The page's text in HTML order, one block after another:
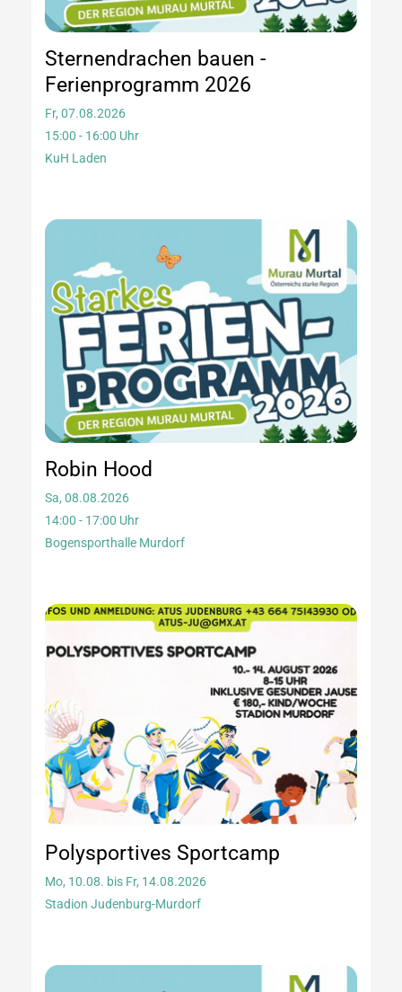
Sternendrachen bauen -
Ferienprogramm 2026
Fr, 07.08.2026
15:00 - 16:00 Uhr
KuH Laden
Robin Hood
Sa, 08.08.2026
14:00 - 17:00 Uhr
Bogensporthalle Murdorf
Polysportives Sportcamp
Mo, 10.08. bis Fr, 14.08.2026
Stadion Judenburg-Murdorf